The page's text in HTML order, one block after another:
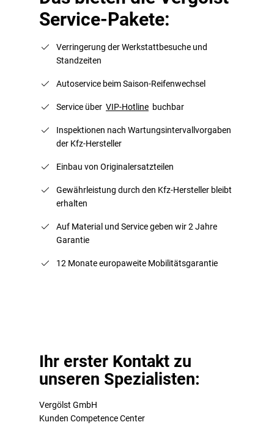
Service-Pakete:
Verringerung der Werkstattbesuche und
Standzeiten
Autoservice beim Saison-Reifenwechsel
Service über VIP-Hotline buchbar
Inspektionen nach Wartungsintervallvorgaben
der Kfz-Hersteller
Einbau von Originalersatzteilen
Gewährleistung durch den Kfz-Hersteller bleibt
erhalten
Auf Material und Service geben wir 2 Jahre
Garantie
12 Monate europaweite Mobilitätsgarantie
Ihr erster Kontakt zu
unseren Spezialisten:
Vergölst GmbH
Kunden Competence Center